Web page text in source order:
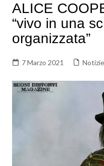
ALICE
“vivo in una
organizzata”
7 Marzo 2021 Notizie